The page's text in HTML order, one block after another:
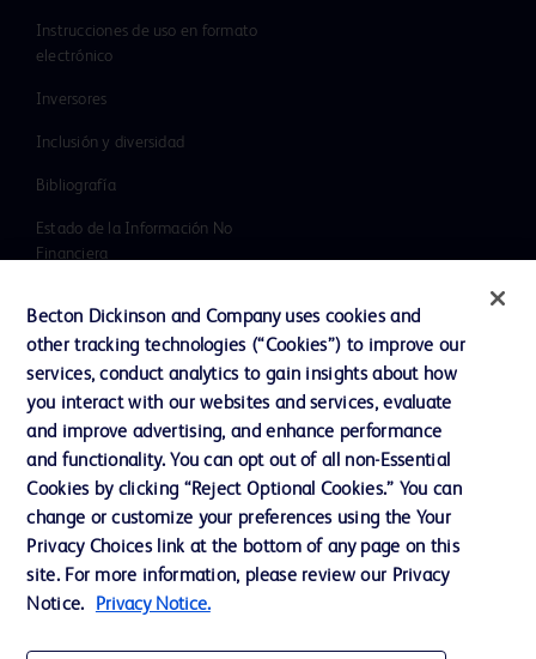
Instrucciones de uso en formato
electrónico
Inversores
Inclusión y diversidad
Bibliografía
Estado de la Información No
Financiera
Nuestra Compañía
Ética y cumplimiento
Informe Impuesto Sociedades
Contacto
Preferencias de cookies
Privacidad
Condiciones de uso
Becton Dickinson and Company uses cookies and
other tracking technologies (“Cookies”) to improve our
services, conduct analytics to gain insights about how
you interact with our websites and services, evaluate
and improve advertising, and enhance performance
and functionality. You can opt out of all non-Essential
Cookies by clicking “Reject Optional Cookies.” You can
change or customize your preferences using the Your
Privacy Choices link at the bottom of any page on this
site. For more information, please review our Privacy
Notice.
Privacy Notice.